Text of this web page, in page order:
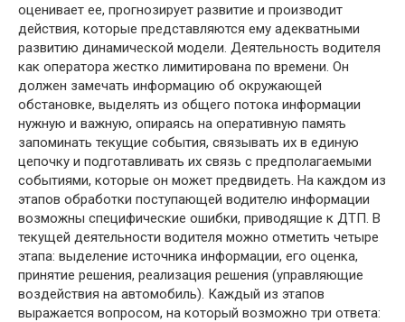
оценивает ее, прогнозирует развитие и производит
действия, которые представляются ему адекватными
развитию динамической модели. Деятельность водителя
как оператора жестко лимитирована по времени. Он
должен замечать информацию об окружающей
обстановке, выделять из общего потока информации
нужную и важную, опираясь на оперативную память
запоминать текущие события, связывать их в единую
цепочку и подготавливать их связь с предполагаемыми
событиями, которые он может предвидеть. На каждом из
этапов обработки поступающей водителю информации
возможны специфические ошибки, приводящие к ДТП. В
текущей деятельности водителя можно отметить четыре
этапа: выделение источника информации, его оценка,
принятие решения, реализация решения (управляющие
воздействия на автомобиль). Каждый из этапов
выражается вопросом, на который возможно три ответа: